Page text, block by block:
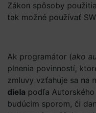
Zákon spôsoby
tak možné používať
Ak programátor (ako
plnenia povinností,
zmluvy vzťahuje sa na
diela podľa
budúcim sporom, či